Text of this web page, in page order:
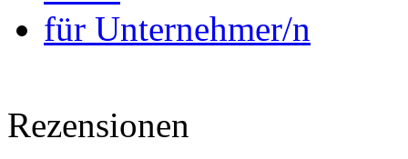
für Unternehmer/n
Rezensionen